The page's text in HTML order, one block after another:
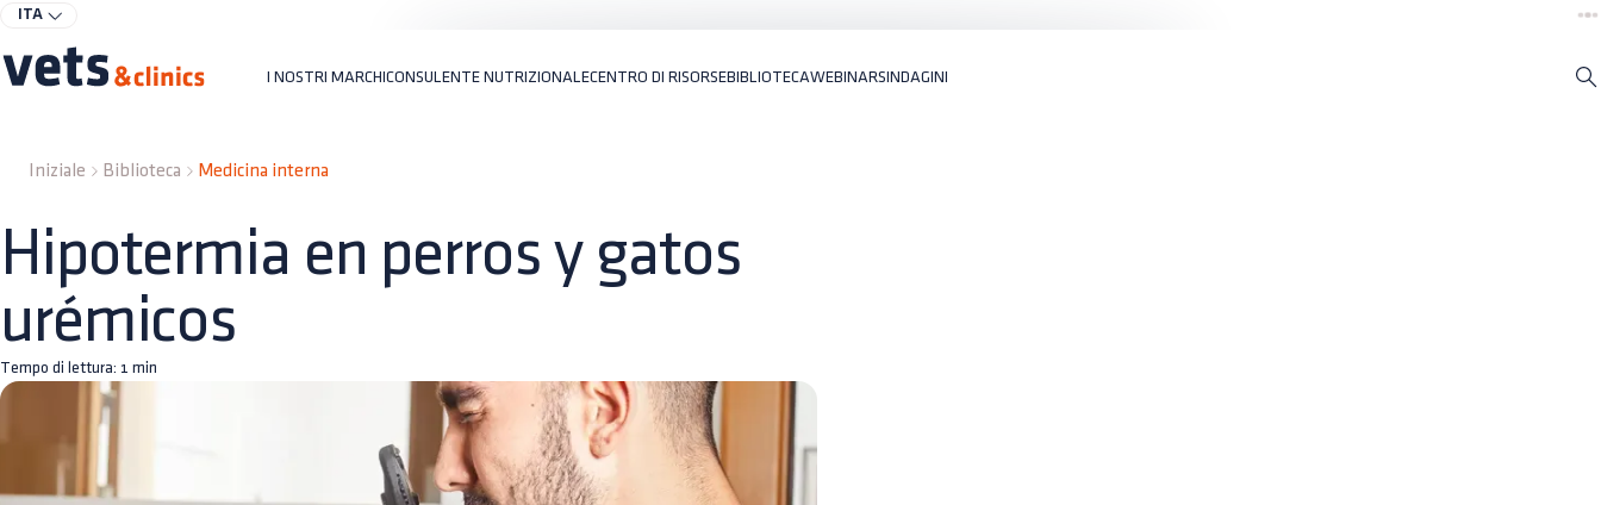
ITA
I NOSTRI MARCHICONSULENTE NUTRIZIONALECENTRO DI RISORSEBIBLIOTECAWEBINARSINDAGINI
Iniziale Biblioteca Medicina interna
Hipotermia en perros y gatos
urémicos
Tempo di lettura: 1 min